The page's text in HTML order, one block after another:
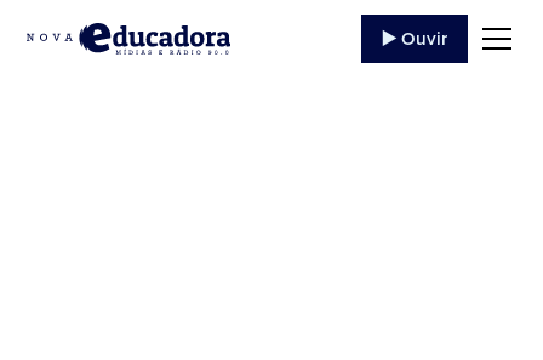
▶️ Ouvir